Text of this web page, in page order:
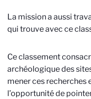
La mission a aussi
qui trouve avec ce
Ce classement
archéologique des
mener ces recherches
l’opportunité de